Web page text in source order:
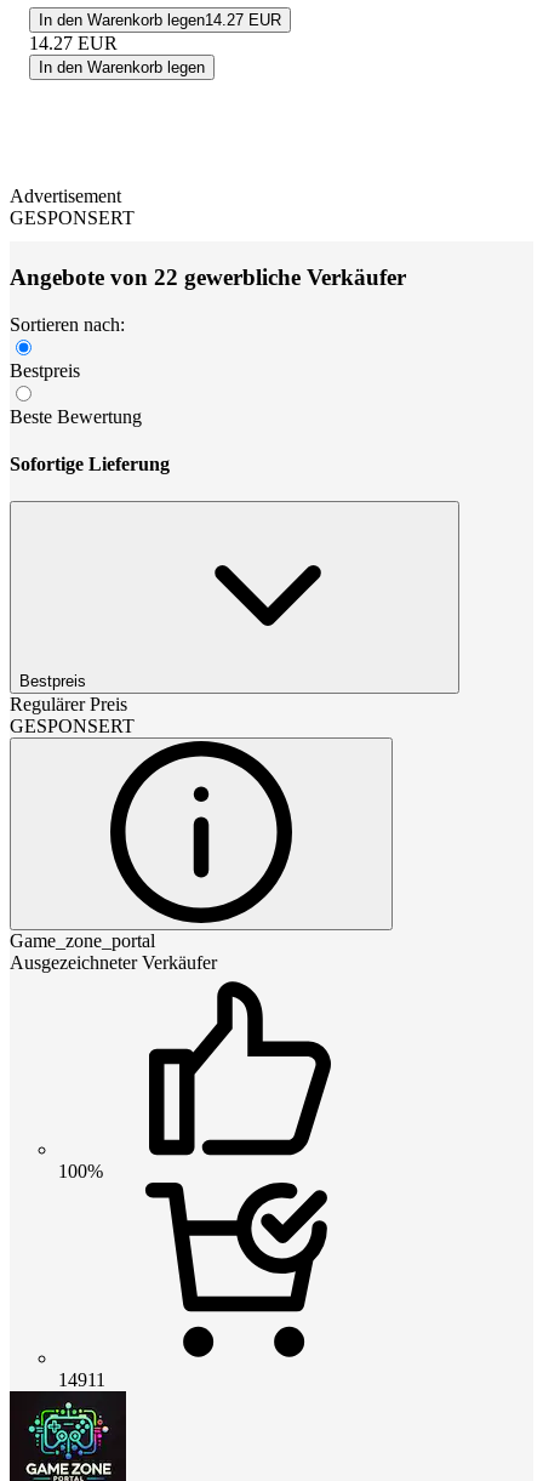
In den Warenkorb legen14.27 EUR
14.27 EUR
In den Warenkorb legen
Advertisement
GESPONSERT
Angebote von 22 gewerbliche Verkäufer
Sortieren nach:
Bestpreis
Beste Bewertung
Sofortige Lieferung
Bestpreis
Regulärer Preis
GESPONSERT
Game_zone_portal
Ausgezeichneter Verkäufer
100%
14911